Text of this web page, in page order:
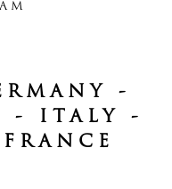
-
- ITALY -